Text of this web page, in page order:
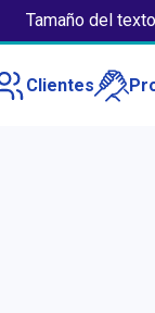
Tamaño del texto
Clientes